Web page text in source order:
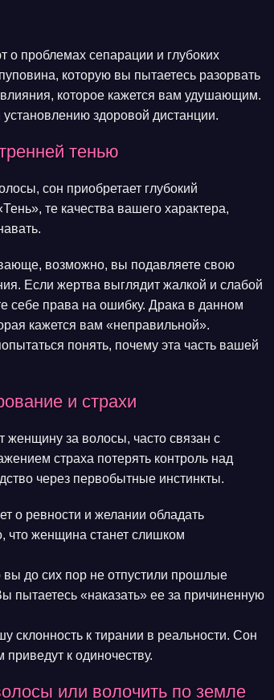
о проблемах сепарации и глубоких
которую вы пытаетесь разорвать
которое кажется вам удушающим.
здоровой дистанции.
тенью
сон приобретает глубокий
те качества вашего характера,
возможно, вы подавляете свою
Если жертва выглядит жалкой и слабой
себе права на ошибку. Драка в данном
кажется вам «неправильной».
понять, почему эта часть вашей
и страхи
женщину за волосы, часто связан с
страха потерять контроль над
через первобытные инстинкты.
о ревности и желании обладать
что женщина станет слишком
вы до сих пор не отпустили прошлые
пытаетесь «наказать» ее за причиненную
склонность к тирании в реальности. Сон
к одиночеству.
или волочить по земле